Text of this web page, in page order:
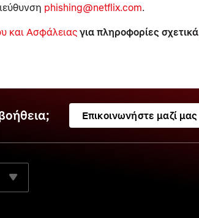
phishing@netflix.com.
και Ασφάλειας για πληροφορίες
Επικοινωνήστε μαζί μας
ΣΑΣ: